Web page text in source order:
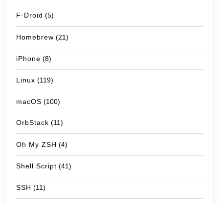
F-Droid (5)
Homebrew (21)
iPhone (8)
Linux (119)
macOS (100)
OrbStack (11)
Oh My ZSH (4)
Shell Script (41)
SSH (11)